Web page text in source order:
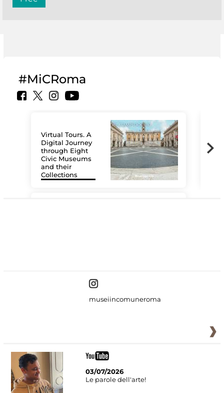
#MiCRoma
Virtual Tours. A
Digital Journey
through Eight
Civic Museums
and their
Collections
museiincomuneroma
03/07/2026
Le parole dell'arte!